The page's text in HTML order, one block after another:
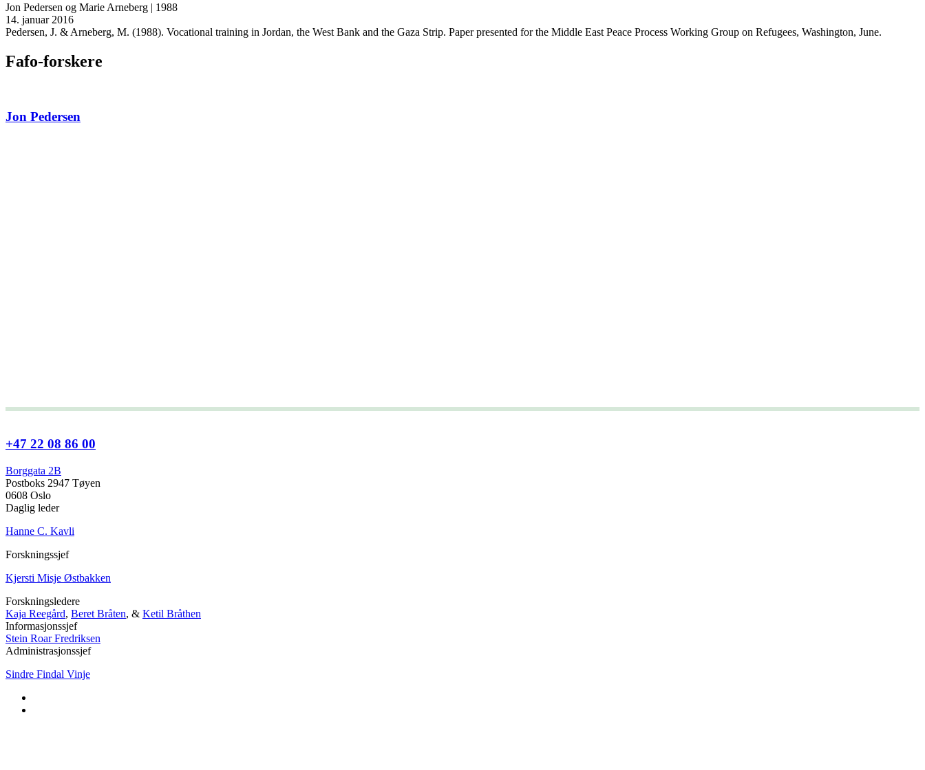
Jon Pedersen og Marie Arneberg | 1988
14. januar 2016
Pedersen, J. & Arneberg, M. (1988). Vocational training in Jordan, the West Bank and the Gaza Strip. Paper presented for the Middle East Peace Process Working Group on Refugees, Washington, June.
Fafo-forskere
Jon Pedersen
+47 22 08 86 00
Borggata 2B
Postboks 2947 Tøyen
0608 Oslo
Daglig leder
Hanne C. Kavli
Forskningssjef
Kjersti Misje Østbakken
Forskningsledere
Kaja Reegård, Beret Bråten, & Ketil Bråthen
Informasjonssjef
Stein Roar Fredriksen
Administrasjonssjef
Sindre Findal Vinje